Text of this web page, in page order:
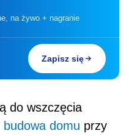
na żywo + nagranie
Zapisz się
do wszczęcia
budowa domu przy